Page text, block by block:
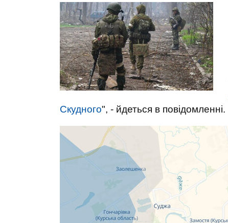
Скудного", - йдеться в повідомленні.